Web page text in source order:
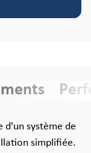
d'un système de
simplifiée.